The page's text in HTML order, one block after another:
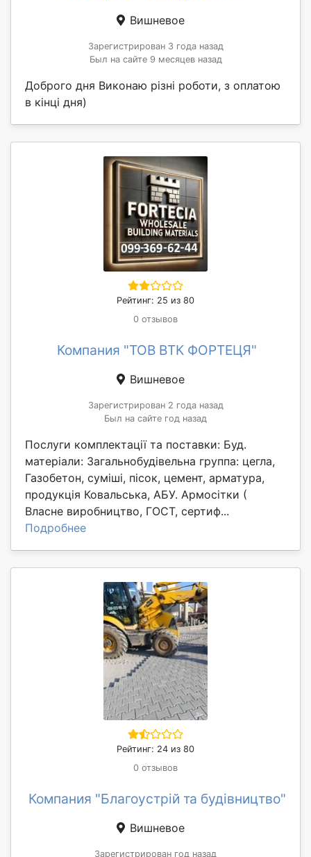
Вишневое
Зарегистрирован 3 года назад
Был на сайте 9 месяцев назад
Доброго дня Виконаю різні роботи, з оплатою
в кінці дня)
Рейтинг: 25 из 80
0 отзывов
Компания "ТОВ ВТК ФОРТЕЦЯ"
Вишневое
Зарегистрирован 2 года назад
Был на сайте год назад
Послуги комплектації та поставки: Буд.
матеріали: Загальнобудівельна группа: цегла,
Газобетон, суміші, пісок, цемент, арматура,
продукція Ковальська, АБУ. Армосітки (
Власне виробництво, ГОСТ, сертиф...
Подробнее
Рейтинг: 24 из 80
0 отзывов
Компания "Благоустрій та будівництво"
Вишневое
Зарегистрирован год назад